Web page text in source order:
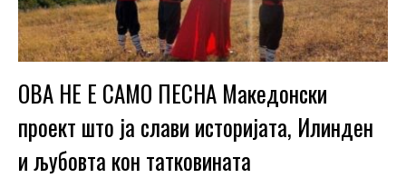
ОВА НЕ Е САМО ПЕСНА Македонски
проект што ја слави историјата, Илинден
и љубовта кон татковината